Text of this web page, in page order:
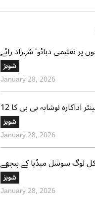
پر تعلیمی دبائو‘ شہزاد رائے
کا نیا گانا سوشل میڈیا پر وائرل
شوبز
January 28, 2026
سینئر اداکارہ نوشابہ بی بی کا 12
سال کی عمر میں شادی ہونے کا
اعتراف
شوبز
January 28, 2026
لوگ سوشل میڈیا کے پیچھے
چھپ کر ایک دوسرے پر کیچڑ
اچھالتے ہیں‘ علی عباس
شوبز
January 28, 2026